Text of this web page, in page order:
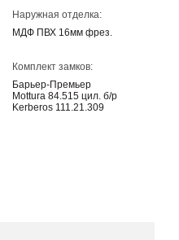
Наружная отделка:
МДФ ПВХ 16мм фрез.
Комплект замков:
Барьер-Премьер
Mottura 84.515 цил. б/р
Kerberos 111.21.309